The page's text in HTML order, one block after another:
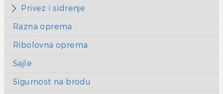
Privez i sidrenje
Razna oprema
Ribolovna oprema
Sajle
Sigurnost na brodu